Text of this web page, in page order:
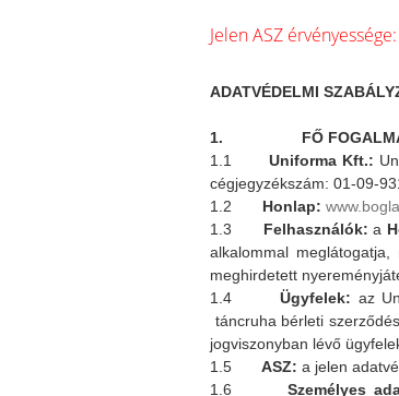
Jelen ASZ
ADATVÉDELMI
1. FŐ
1.1Uniforma Kft.:
cégjegyzékszám: 01-09-
1.2 Honlap:
1.3 Felhasználók: a
alkalommal
meghirdetett
1.4 Ügyfelek: az
táncruha bérleti
jogviszonyban lévő
1.5 ASZ: a jelen
1.6 Személyes